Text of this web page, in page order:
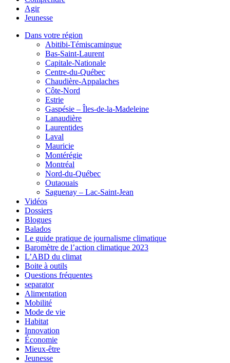
Agir
Jeunesse
Dans votre région
Abitibi-Témiscamingue
Bas-Saint-Laurent
Capitale-Nationale
Centre-du-Québec
Chaudière-Appalaches
Côte-Nord
Estrie
Gaspésie – Îles-de-la-Madeleine
Lanaudière
Laurentides
Laval
Mauricie
Montérégie
Montréal
Nord-du-Québec
Outaouais
Saguenay – Lac-Saint-Jean
Vidéos
Dossiers
Blogues
Balados
Le guide pratique de journalisme climatique
Baromètre de l’action climatique 2023
L’ABD du climat
Boite à outils
Questions fréquentes
separator
Alimentation
Mobilité
Mode de vie
Habitat
Innovation
Économie
Mieux-être
Jeunesse